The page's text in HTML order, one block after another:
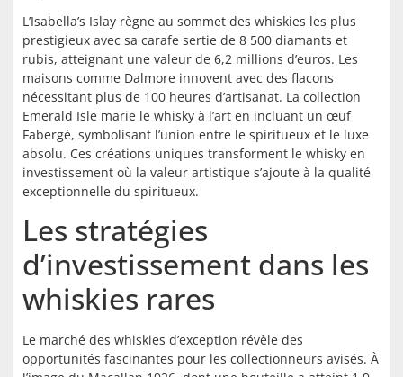
L’Isabella’s Islay règne au sommet des whiskies les plus
prestigieux avec sa carafe sertie de 8 500 diamants et
rubis, atteignant une valeur de 6,2 millions d’euros. Les
maisons comme Dalmore innovent avec des flacons
nécessitant plus de 100 heures d’artisanat. La collection
Emerald Isle marie le whisky à l’art en incluant un œuf
Fabergé, symbolisant l’union entre le spiritueux et le luxe
absolu. Ces créations uniques transforment le whisky en
investissement où la valeur artistique s’ajoute à la qualité
exceptionnelle du spiritueux.
Les stratégies
d’investissement dans les
whiskies rares
Le marché des whiskies d’exception révèle des
opportunités fascinantes pour les collectionneurs avisés. À